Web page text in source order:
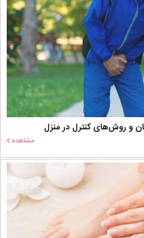
و روش‌های کنترل در منزل
مشاهده